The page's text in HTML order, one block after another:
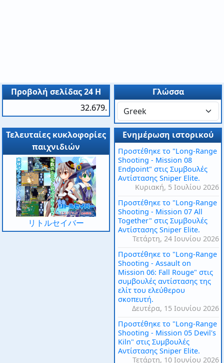
Προβολή σελίδας 24 H
32.679.
Γλώσσα
Τελευταίες κυκλοφορίες
παιχνιδιών
リトルセイバー
Ενημέρωση ιστορικού
Προστέθηκε το "Long-Range
Shooting - Mission 08
Endpoint" στις Συμβουλές
Αντίστασης Sniper Elite.
Κυριακή, 5 Ιουλίου 2026
Προστέθηκε το "Long-Range
Shooting - Mission 07 All
Together" στις Συμβουλές
Αντίστασης Sniper Elite.
Τετάρτη, 24 Ιουνίου 2026
Προστέθηκε το "Long-Range
Shooting - Assault on
Mission 06: Fall Rouge" στις
συμβουλές αντίστασης της
ελίτ του ελεύθερου
σκοπευτή.
Δευτέρα, 15 Ιουνίου 2026
Προστέθηκε το "Long-Range
Shooting - Mission 05 Devil's
Kiln" στις Συμβουλές
Αντίστασης Sniper Elite.
Τετάρτη, 10 Ιουνίου 2026